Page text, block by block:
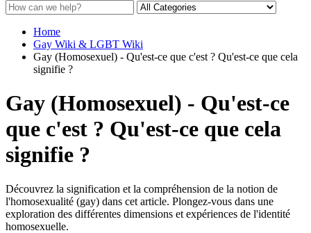
Home
Gay Wiki & LGBT Wiki
Gay (Homosexuel) - Qu'est-ce que c'est ? Qu'est-ce que cela
signifie ?
Gay (Homosexuel) - Qu'est-ce
que c'est ? Qu'est-ce que cela
signifie ?
Découvrez la signification et la compréhension de la notion de
l'homosexualité (gay) dans cet article. Plongez-vous dans une
exploration des différentes dimensions et expériences de l'identité
homosexuelle.